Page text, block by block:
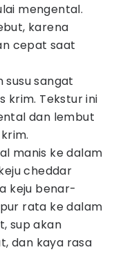
mengental.
karena
cepat saat
susu sangat
krim. Tekstur ini
dan lembut
manis ke dalam
cheddar
keju benar-
rata ke dalam
sup akan
dan kaya rasa